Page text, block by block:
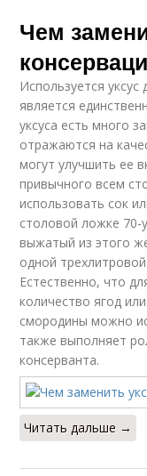
Виноградный
Заправка с
соком
Варианты
уксуса
Чем
Используется
является
уксуса есть много
отражаются на
могут улучшить ее
привычного всем
использовать сок
столовой ложке 70-
выжатый из этого
одной
Естественно, что
количество ягод
смородины можно
также выполняет
консерванта.
Читать дальше →